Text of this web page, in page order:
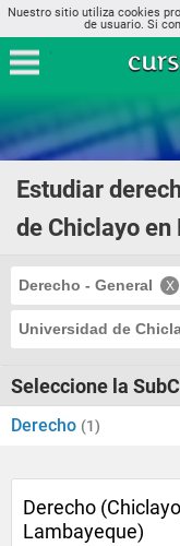
Nuestro sitio utiliza cookies
de usuario. Si
Estudiar
de Chiclayo en
Derecho - General
Universidad de
Seleccione la
Derecho (1)
Derecho
Lambayeque)